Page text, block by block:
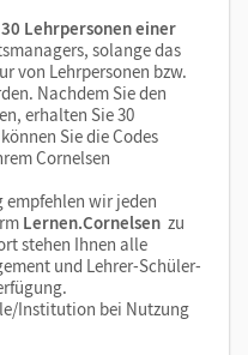
30 Lehrpersonen einer
solange das
von Lehrpersonen bzw.
Nachdem Sie den
erhalten Sie 30
Sie die Codes
Cornelsen
empfehlen wir jeden
Lernen.Cornelsen zu
stehen Ihnen alle
und Lehrer-Schüler-
Institution bei Nutzung